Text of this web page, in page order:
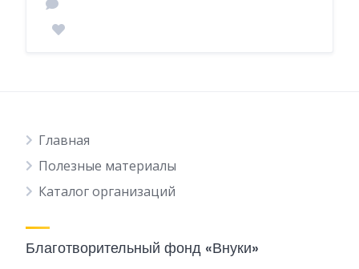
Главная
Полезные материалы
Каталог организаций
Благотворительный фонд «Внуки»